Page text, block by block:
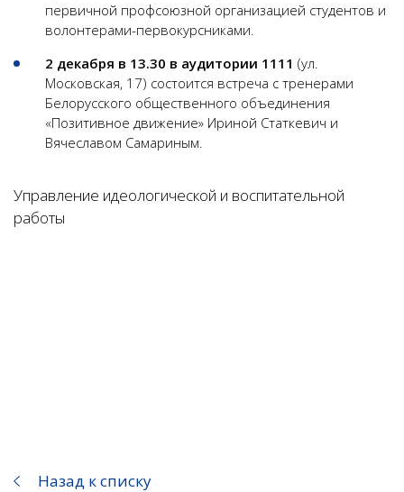
первичной профсоюзной организацией студентов и
волонтерами-первокурсниками.
2 декабря в 13.30 в аудитории 1111 (ул.
Московская, 17) состоится встреча с тренерами
Белорусского общественного объединения
«Позитивное движение» Ириной Статкевич и
Вячеславом Самариным.
Управление идеологической и воспитательной
работы
Назад к списку